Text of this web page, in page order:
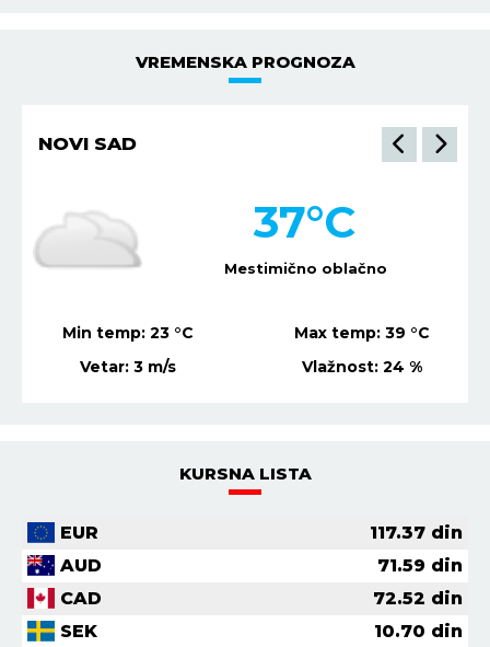
VREMENSKA PROGNOZA
NOVI SAD
Mestimično oblačno
37°C
Min temp:23 °C Max temp: 39 °C
Vetar:3 m/s Vlažnost: 24 %
KURSNA LISTA
EUR 117.37 din
AUD
71.59 din
CAD
72.52 din
SEK
10.70 din